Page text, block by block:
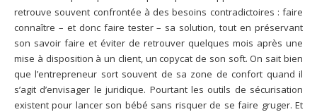
retrouve souvent confrontée à des besoins contradictoires : faire
connaître – et donc faire tester – sa solution, tout en préservant
son savoir faire et éviter de retrouver quelques mois après une
mise à disposition à un client, un copycat de son soft. On sait bien
que l’entrepreneur sort souvent de sa zone de confort quand il
s’agit d’envisager le juridique. Pourtant les outils de sécurisation
existent pour lancer son bébé sans risquer de se faire gruger. Et